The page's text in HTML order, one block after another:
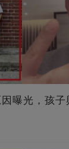
曝光，孩